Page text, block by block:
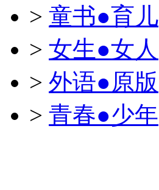
> 童书●育儿
> 女生●女人
> 外语●原版
> 青春●少年